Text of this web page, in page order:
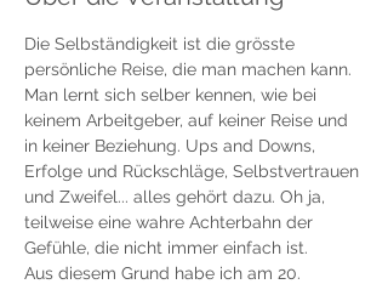
Die Selbständigkeit ist die grösste
persönliche Reise, die man machen kann.
Man lernt sich selber kennen, wie bei
keinem Arbeitgeber, auf keiner Reise und
in keiner Beziehung. Ups and Downs,
Erfolge und Rückschläge, Selbstvertrauen
und Zweifel... alles gehört dazu. Oh ja,
teilweise eine wahre Achterbahn der
Gefühle, die nicht immer einfach ist.
Aus diesem Grund habe ich am 20.